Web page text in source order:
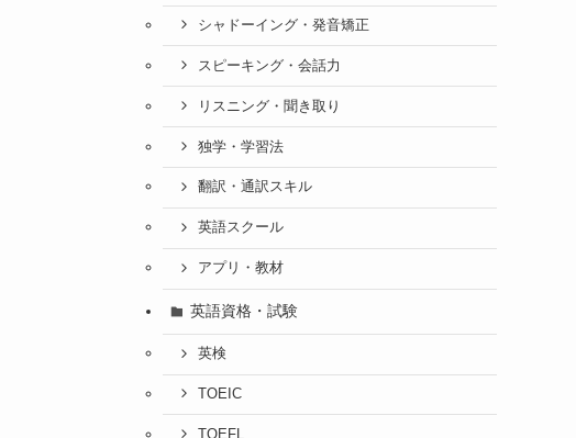
シャドーイング・発音矯正
スピーキング・会話力
リスニング・聞き取り
独学・学習法
翻訳・通訳スキル
英語スクール
アプリ・教材
英語資格・試験
英検
TOEIC
TOEFL